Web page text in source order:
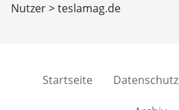
Nutzer > teslamag.de
Startseite Datenschutz